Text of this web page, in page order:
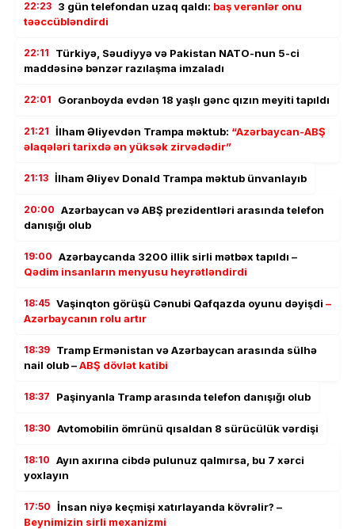
22:23 3 gün telefondan uzaq qaldı: baş verənlər onu
təəccübləndirdi
22:11
Türkiyə, Səudiyyə və Pakistan NATO-nun 5-ci
maddəsinə bənzər razılaşma imzaladı
22:01 Goranboyda evdən 18 yaşlı gənc qızın meyiti tapıldı
21:21 İlham Əliyevdən Trampa məktub: “Azərbaycan-ABŞ
əlaqələri tarixdə ən yüksək zirvədədir”
21:13 İlham Əliyev Donald Trampa məktub ünvanlayıb
20:00 Azərbaycan və ABŞ prezidentləri arasında telefon
danışığı olub
19:00 Azərbaycanda 3200 illik sirli mətbəx tapıldı –
Qədim insanların menyusu heyrətləndirdi
18:45 Vaşinqton görüşü Cənubi Qafqazda oyunu dəyişdi –
Azərbaycanın rolu artır
18:39 Tramp Ermənistan və Azərbaycan arasında sülhə
nail olub –ABŞ dövlət katibi
18:37 Paşinyanla Tramp arasında telefon danışığı olub
18:30 Avtomobilin ömrünü qısaldan 8 sürücülük vərdişi
18:10 Ayın axırına cibdə pulunuz qalmırsa, bu 7 xərci
yoxlayın
17:50 İnsan niyə keçmişi xatırlayanda kövrəlir? –
Beynimizin sirli mexanizmi